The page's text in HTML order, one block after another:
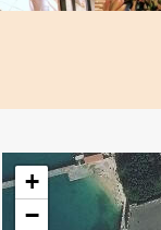
+
−